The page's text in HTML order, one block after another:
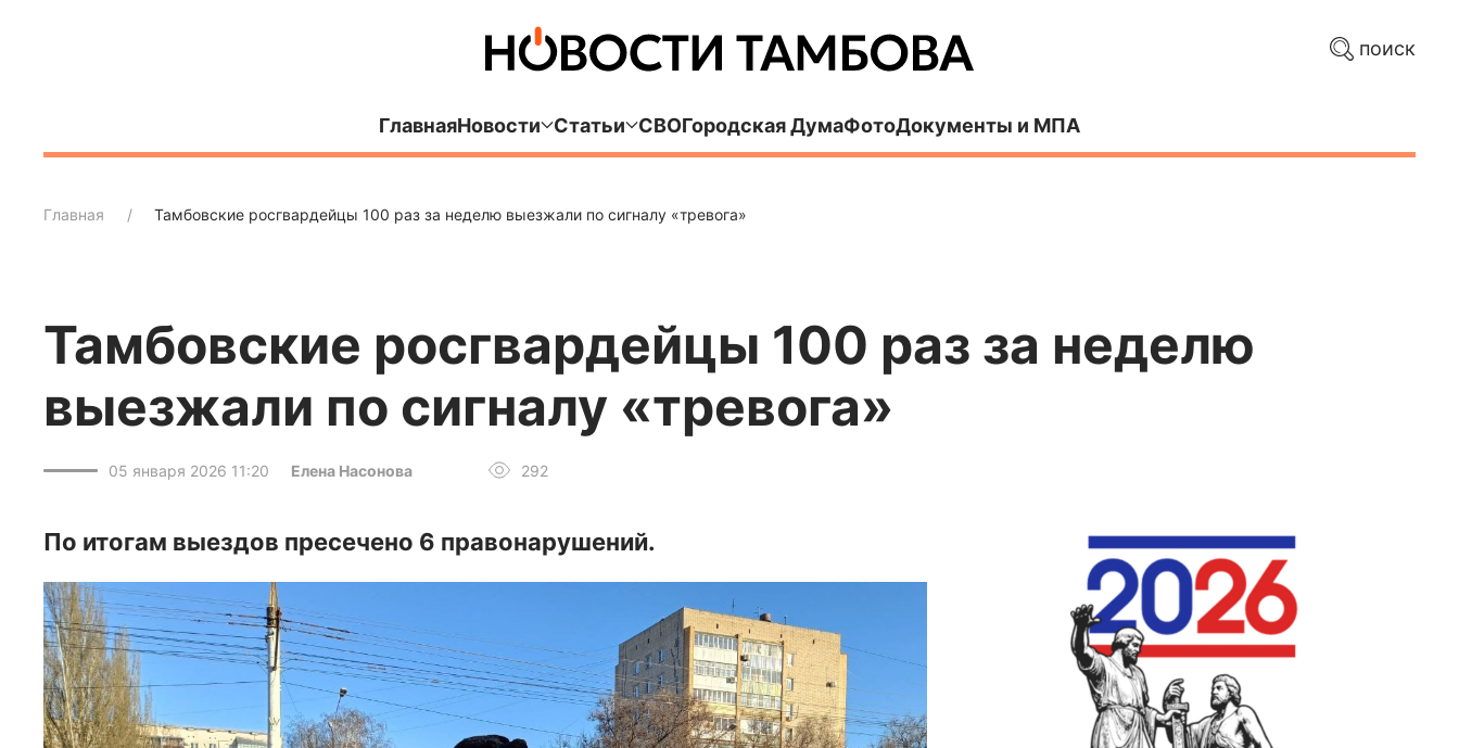
поиск
ГлавнаяНовости Статьи СВОГородская ДумаФотоДокументы и МПА
Главная Тамбовские росгвардейцы 100 раз за неделю выезжали по сигналу «тревога»
Тамбовские росгвардейцы 100 раз за неделю
выезжали по сигналу «тревога»
05 января 2026 11:20 Елена Насонова 292
По итогам выездов пресечено 6 правонарушений.